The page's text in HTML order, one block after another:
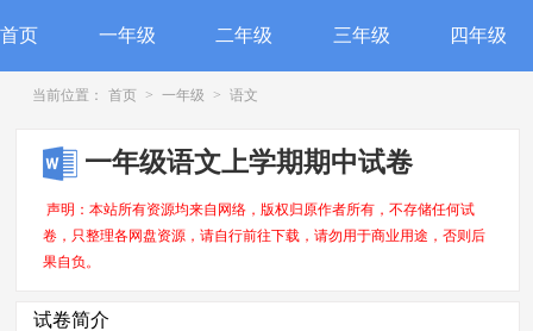
首页 一年级 二年级 三年级 四年级
当前位置： 首页 > 一年级 > 语文
一年级语文上学期期中试卷
声明：本站所有资源均来自网络，版权归原作者所有，不存储任何试
卷，只整理各网盘资源，请自行前往下载，请勿用于商业用途，否则后
果自负。
试卷简介